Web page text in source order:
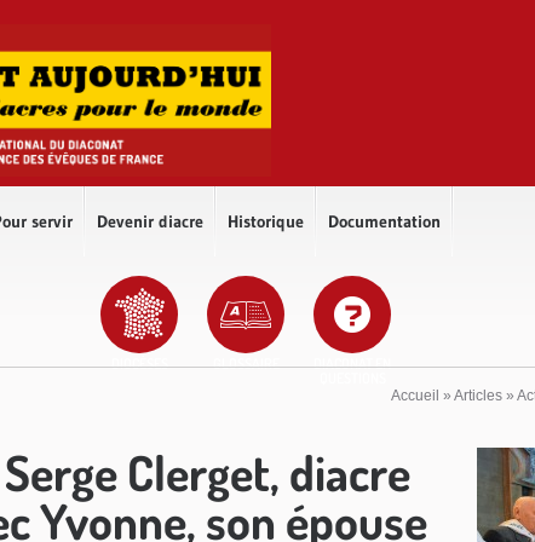
servir Devenir diacre Historique Documentation
DIOCÈSES GLOSSAIRE
DIACONAT EN
Accueil » Articles »
Clerget, diacre
Yvonne, son épouse